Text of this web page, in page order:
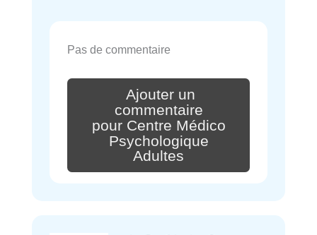
Pas de commentaire
Ajouter un
commentaire
pour Centre Médico
Psychologique
Adultes